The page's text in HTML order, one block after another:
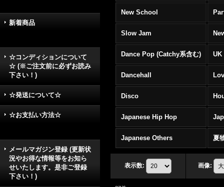
新着商品
☆コンディションについて
☆ (※ご注文前に必ずお読み
下さい！)
☆発送について☆
☆お支払い方法☆
メールマガジン登録 (更新状
況やお得な情報等をお知ら
せいたします。是非ご登録
下さい！)
New School
Slow Jam
Dance Pop (Catchy系含む) UK
Dancehall
Disco
Japanese Hip Hop
Japanese Others 夏
表示数: 画像: